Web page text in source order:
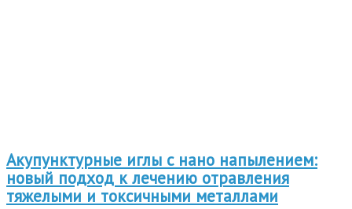
Акупунктурные иглы с нано напылением:
новый подход к лечению отравления
тяжелыми и токсичными металлами